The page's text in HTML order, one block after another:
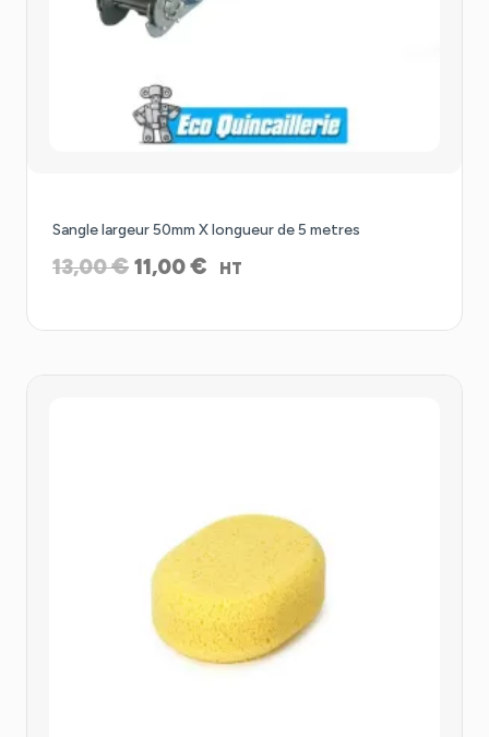
Sangle largeur 50mm X longueur de 5 metres
13,00€ Le
11,00€ Le
HT